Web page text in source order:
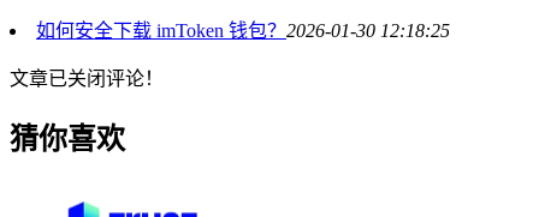
如何安全下载 imToken 钱包？ 2026-01-30 12:18:25
文章已关闭评论！
猜你喜欢